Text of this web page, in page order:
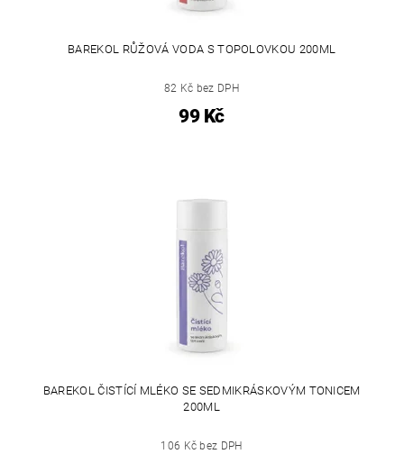
BAREKOL RŮŽOVÁ VODA S TOPOLOVKOU 200ML
82 Kč bez DPH
99 Kč
BAREKOL ČISTÍCÍ MLÉKO SE SEDMIKRÁSKOVÝM TONICEM
200ML
106 Kč bez DPH